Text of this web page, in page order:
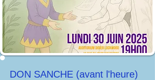
DON SANCHE (avant l'heure)